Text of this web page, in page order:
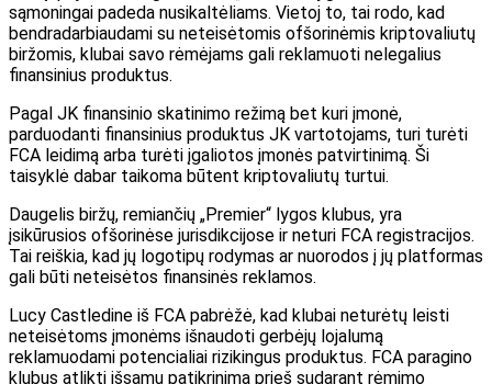
sąmoningai padeda nusikaltėliams. Vietoj to, tai rodo, kad
bendradarbiaudami su neteisėtomis ofšorinėmis kriptovaliutų
biržomis, klubai savo rėmėjams gali reklamuoti nelegalius
finansinius produktus.
Pagal JK finansinio skatinimo režimą bet kuri įmonė,
parduodanti finansinius produktus JK vartotojams, turi turėti
FCA leidimą arba turėti įgaliotos įmonės patvirtinimą. Ši
taisyklė dabar taikoma būtent kriptovaliutų turtui.
Daugelis biržų, remiančių „Premier“ lygos klubus, yra
įsikūrusios ofšorinėse jurisdikcijose ir neturi FCA registracijos.
Tai reiškia, kad jų logotipų rodymas ar nuorodos į jų platformas
gali būti neteisėtos finansinės reklamos.
Lucy Castledine iš FCA pabrėžė, kad klubai neturėtų leisti
neteisėtoms įmonėms išnaudoti gerbėjų lojalumą
reklamuodami potencialiai rizikingus produktus. FCA paragino
klubus atlikti išsamų patikrinimą prieš sudarant rėmimo